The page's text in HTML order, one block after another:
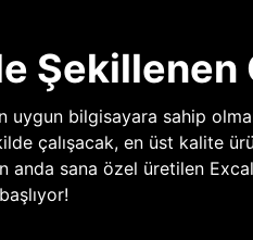
Şekillenen
uygun bilgisayara sahip
çalışacak, en üst kalite
anda sana özel üretilen